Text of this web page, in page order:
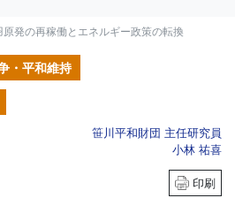
原発の再稼働とエネルギー政策の転換
・平和維持
笹川平和財団 主任研究員
小林 祐喜
印刷